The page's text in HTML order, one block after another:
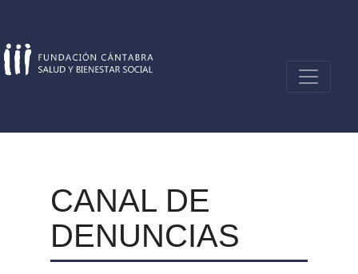
content
CANAL DE
DENUNCIAS